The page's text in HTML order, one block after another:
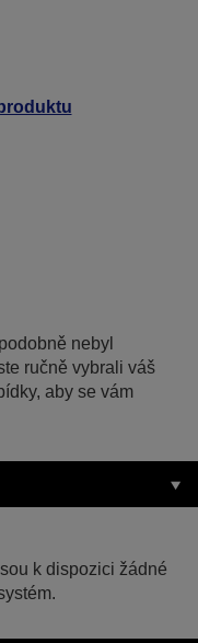
nebyl
ručně vybrali váš
aby se vám
k dispozici žádné